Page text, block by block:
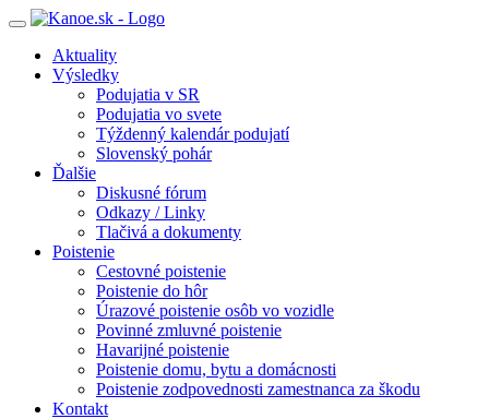
Toggle
navigationAktuality
Výsledky
Podujatia v SR
Podujatia vo svete
Týždenný kalendár podujatí
Slovenský pohár
Ďalšie
Diskusné fórum
Odkazy / Linky
Tlačivá a dokumenty
Poistenie
Cestovné poistenie
Poistenie do hôr
Úrazové poistenie osôb vo vozidle
Povinné zmluvné poistenie
Havarijné poistenie
Poistenie domu, bytu a domácnosti
Poistenie zodpovednosti zamestnanca za škodu
Kontakt